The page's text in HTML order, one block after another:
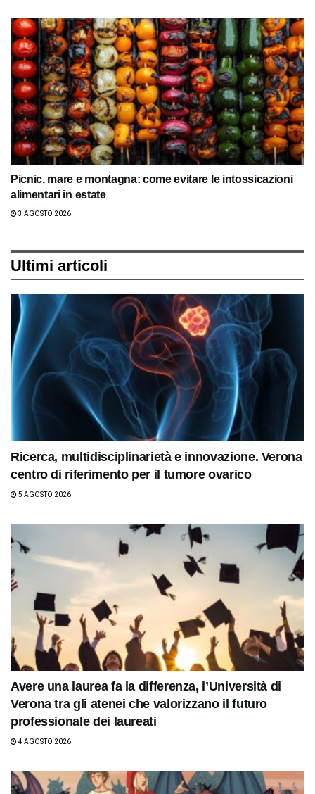
Picnic, mare e montagna: come evitare le intossicazioni
alimentari in estate
3 AGOSTO 2026
Ultimi articoli
Ricerca, multidisciplinarietà e innovazione. Verona
centro di riferimento per il tumore ovarico
5 AGOSTO 2026
Avere una laurea fa la differenza, l’Università di
Verona tra gli atenei che valorizzano il futuro
professionale dei laureati
4 AGOSTO 2026